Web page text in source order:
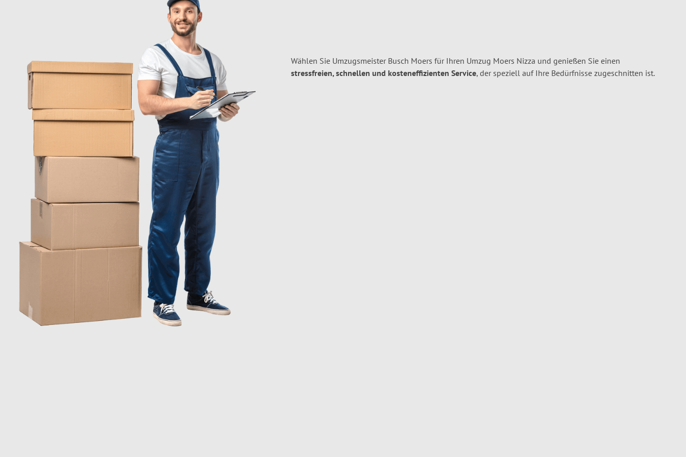
Wählen Sie Umzugsmeister Busch Moers für Ihren Umzug Moers Nizza und genießen Sie einen
stressfreien, schnellen und kosteneffizienten Service, der speziell auf Ihre Bedürfnisse zugeschnitten ist.